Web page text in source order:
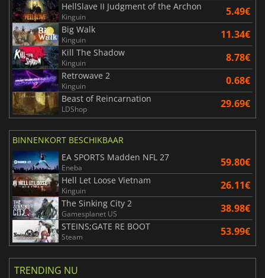
HellSlave II Judgment of the Archon
Kinguin 5.49€
Big Walk
Kinguin 11.34€
Kill The Shadow
Kinguin 8.78€
Retrowave 2
Kinguin 0.68€
Beast of Reincarnation
LDShop 29.69€
BINNENKORT BESCHIKBAAR
EA SPORTS Madden NFL 27
Eneba 59.80€
Hell Let Loose Vietnam
Kinguin 26.11€
The Sinking City 2
Gamesplanet US 38.98€
STEINS;GATE RE BOOT
Steam 53.99€
TRENDING NU